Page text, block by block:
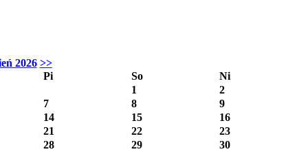
2026 >>
Pi
So
Ni
1
2
7
8
9
14
15
16
21
22
23
28
29 30